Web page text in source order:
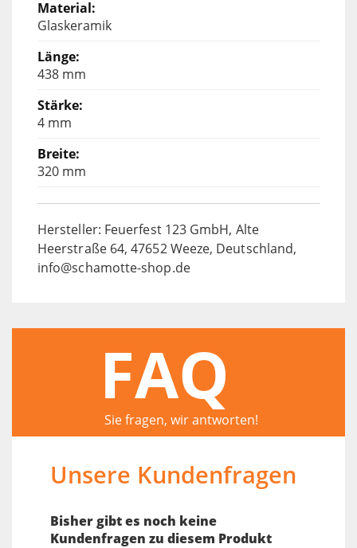
Glaskeramik
438 mm
4 mm
320 mm
Hersteller: Feuerfest 123 GmbH, Alte
Heerstraße 64, 47652 Weeze, Deutschland,
info@schamotte-shop.de
FAQ
Sie fragen, wir antworten!
Unsere Kundenfragen
Bisher gibt es noch keine
Kundenfragen zu diesem Produkt